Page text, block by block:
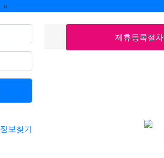
제휴등록절차
정보찾기